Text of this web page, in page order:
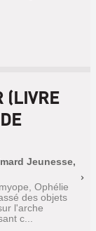
(LIVRE
Jeunesse,
Ophélie
des objets
l'arche
c...